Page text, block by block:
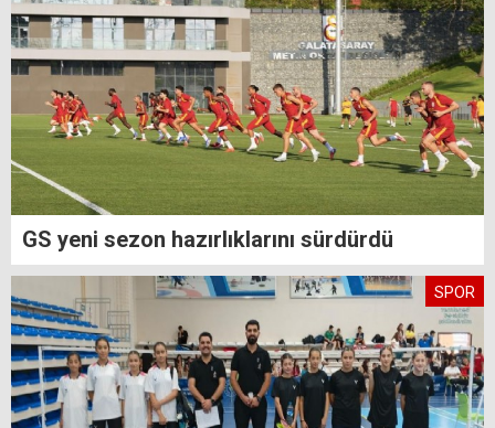
GS yeni sezon hazırlıklarını sürdürdü
SPOR